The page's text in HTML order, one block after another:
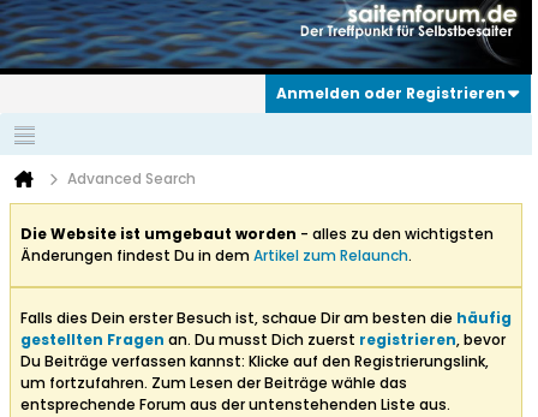
Anmelden oder Registrieren
Advanced Search
Die Website ist umgebaut worden - alles zu den wichtigsten
Änderungen findest Du in demArtikel zum Relaunch.
Falls dies Dein erster Besuch ist, schaue Dir am besten die häufig
gestellten Fragen an. Du musst Dich zuerst registrieren, bevor
Du Beiträge verfassen kannst: Klicke auf den Registrierungslink,
um fortzufahren. Zum Lesen der Beiträge wähle das
entsprechende Forum aus der untenstehenden Liste aus.